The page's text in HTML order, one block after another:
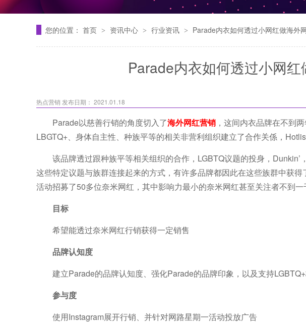
您的位置： 首页 > 资讯中心 > 行业资讯 > Parade内衣如何透过小网红做海外
Parade内衣如何透过小网红
热点营销 发布日期： 2021.01.18
Parade以慈善行销的角度切入了海外网红营销 ，这间内衣品牌在不到
LBGTQ+、身体自主性、种族平等的相关非营利组织建立了合作关係 ，
该品牌透过跟种族平等相关组织的合作，LGBTQ议题的投身，
这些特定议题与族群连接起来的方式，有许多品牌都因此在这些族群中获
活动招募了50多位奈米网红，其中影响力最小的奈米网红甚至关注者不到一
目标
希望能透过奈米网红行销获得一定销售
品牌认知度
建立Parade的品牌认知度、强化Parade的品牌印象，以及支持LGBTQ+
参与度
使用Instagram展开行销、并针对网路星期一活动投放广告